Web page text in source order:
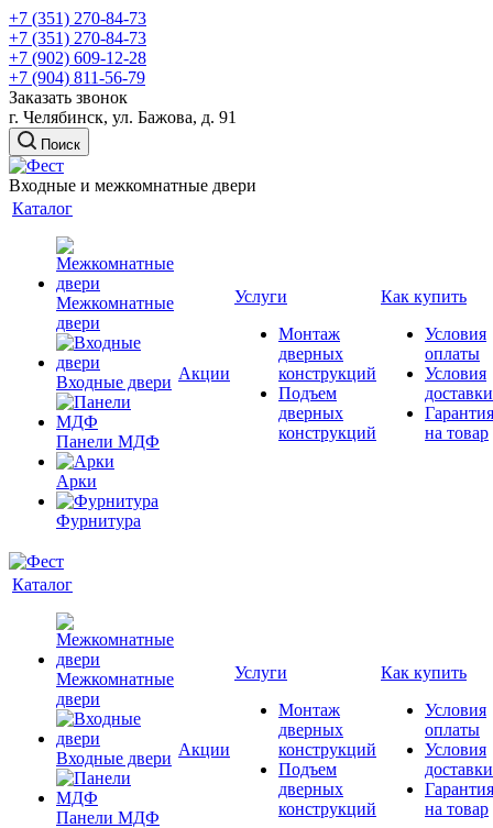
+7 (351) 270-84-73
+7 (351) 270-84-73
+7 (902) 609-12-28
+7 (904) 811-56-79
Заказать звонок
г. Челябинск, ул. Бажова, д. 91
Поиск
Входные и межкомнатные двери
Каталог
Межкомнатные
двери
Входные двери
Панели МДФ
Арки
Фурнитура
Акции
Услуги
Монтаж
дверных
конструкций
Подъем
дверных
конструкций
Как купить
Условия
оплаты
Условия
доставки
Гарантия
на товар
Каталог
Межкомнатные
двери
Входные двери
Панели МДФ
Акции
Услуги
Монтаж
дверных
конструкций
Подъем
дверных
конструкций
Как купить
Условия
оплаты
Условия
доставки
Гарантия
на товар